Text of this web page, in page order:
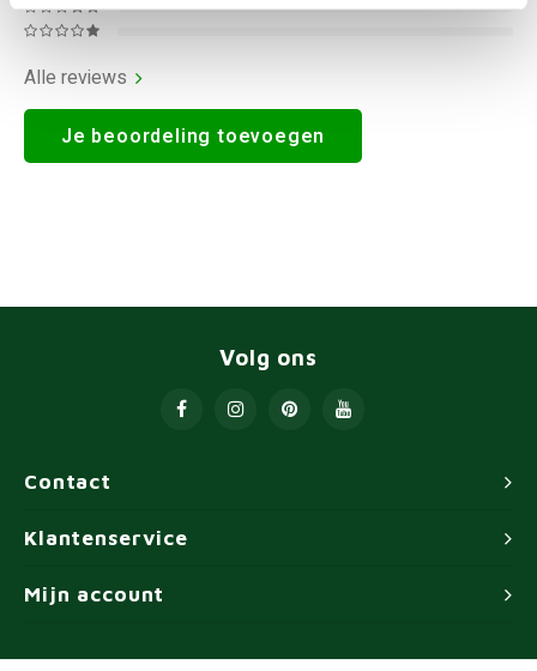
Alle reviews
Je beoordeling toevoegen
Contact
Volg ons
Klantenservice
Mijn account